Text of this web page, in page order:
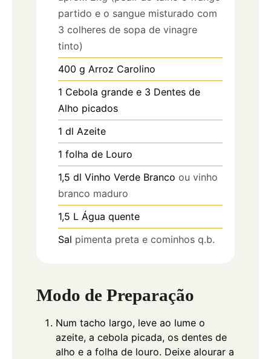
partido e o sangue misturado com
3 colheres de sopa de vinagre
tinto)
400 g Arroz Carolino
1 Cebola grande e 3 Dentes de
Alho picados
1 dl Azeite
1 folha de Louro
1,5 dl Vinho Verde Branco ou vinho
branco maduro
1,5 L Água quente
Sal pimenta preta e cominhos q.b.
Modo de Preparação
Num tacho largo, leve ao lume o
azeite, a cebola picada, os dentes de
alho e a folha de louro. Deixe alourar a